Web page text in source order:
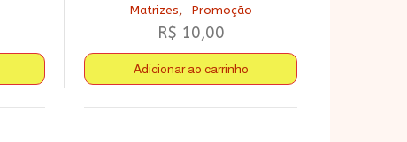
Matrizes, Promoção
R$ 10,00
Adicionar ao carrinho